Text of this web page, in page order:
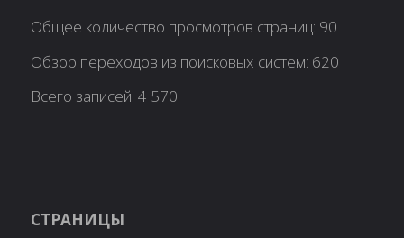
Общее количество просмотров страниц: 90
Обзор переходов из поисковых систем: 620
Всего записей:4 570
СТРАНИЦЫ